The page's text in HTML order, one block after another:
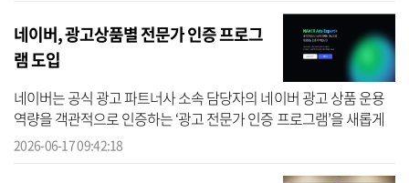
네이버, 광고상품별 전문가 인증 프로그
램 도입
네이버는 공식 광고 파트너사 소속 담당자의 네이버 광고 상품 운용
역량을 객관적으로 인증하는 ‘광고 전문가 인증 프로그램’을 새롭게
도입했다고 17일 밝혔다. 네이버 광고 전문가 인증 프로그램은 온라
2026-06-17 09:42:18